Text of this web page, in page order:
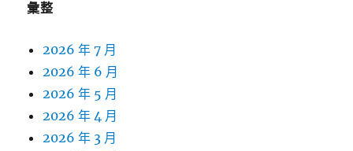
彙整
2026 年 7 月
2026 年 6 月
2026 年 5 月
2026 年 4 月
2026 年 3 月